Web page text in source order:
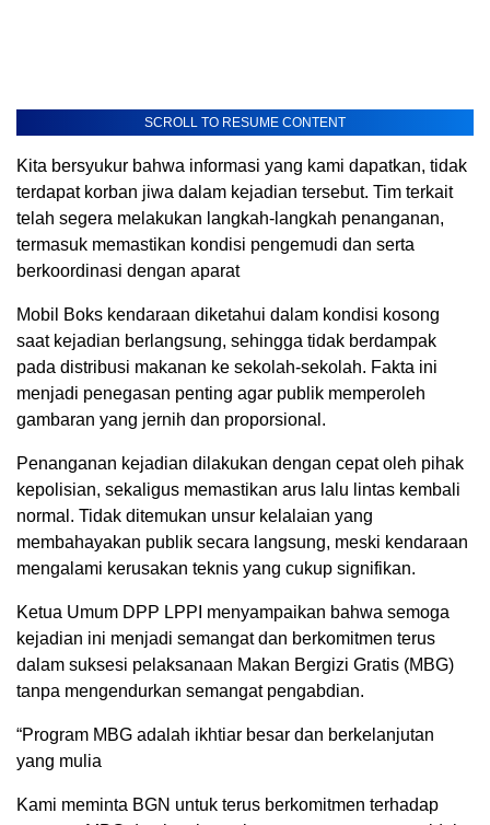
SCROLL TO RESUME CONTENT
Kita bersyukur bahwa informasi yang kami dapatkan, tidak
terdapat korban jiwa dalam kejadian tersebut. Tim terkait
telah segera melakukan langkah-langkah penanganan,
termasuk memastikan kondisi pengemudi dan serta
berkoordinasi dengan aparat
Mobil Boks kendaraan diketahui dalam kondisi kosong
saat kejadian berlangsung, sehingga tidak berdampak
pada distribusi makanan ke sekolah-sekolah. Fakta ini
menjadi penegasan penting agar publik memperoleh
gambaran yang jernih dan proporsional.
Penanganan kejadian dilakukan dengan cepat oleh pihak
kepolisian, sekaligus memastikan arus lalu lintas kembali
normal. Tidak ditemukan unsur kelalaian yang
membahayakan publik secara langsung, meski kendaraan
mengalami kerusakan teknis yang cukup signifikan.
Ketua Umum DPP LPPI menyampaikan bahwa semoga
kejadian ini menjadi semangat dan berkomitmen terus
dalam suksesi pelaksanaan Makan Bergizi Gratis (MBG)
tanpa mengendurkan semangat pengabdian.
“Program MBG adalah ikhtiar besar dan berkelanjutan
yang mulia
Kami meminta BGN untuk terus berkomitmen terhadap